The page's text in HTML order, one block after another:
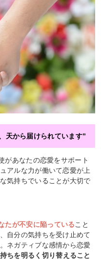
天から届けられています”
があなたの恋愛をサポート
アルな力が働いて恋愛が上
気持ちでいることが大切で
たが不安に陥っていること
自分の気持ちを受け止めて
ネガティブな感情から恋愛
ちを明るく切り替えること